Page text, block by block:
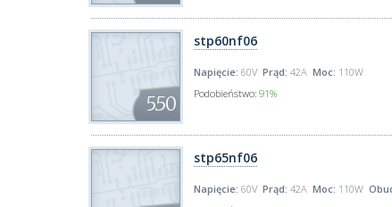
5.50
stp60nf06
Napięcie: 60V Prąd: 42A Moc: 110W
Podobieństwo: 91%
stp65nf06
Napięcie: 60V Prąd: 42A Moc: 110W